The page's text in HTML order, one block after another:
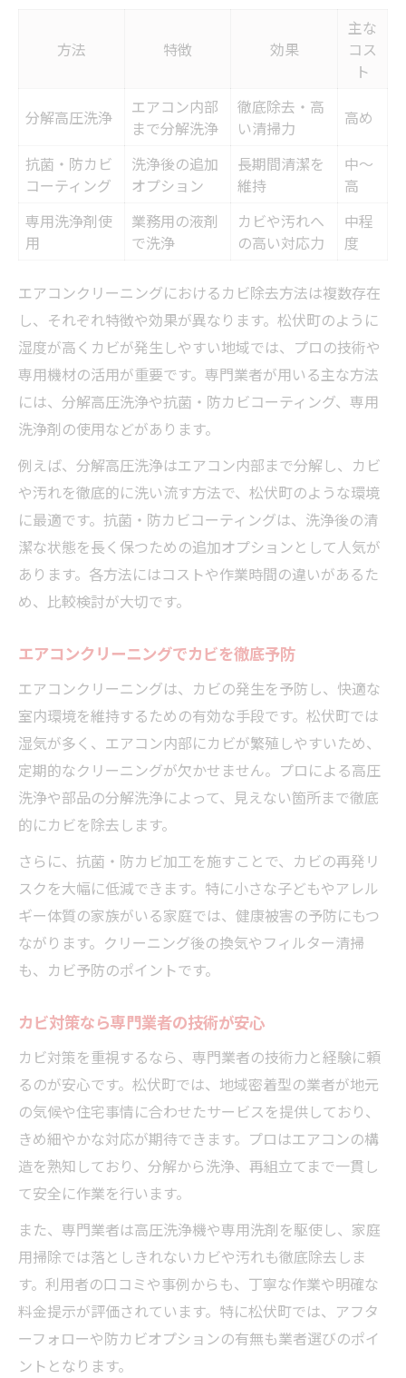
方法 特徴 効果
主な
コス
ト
分解高圧洗浄
エアコン内部
まで分解洗浄
徹底除去・高
い清掃力
高め
抗菌・防カビ
コーティング
洗浄後の追加
オプション
長期間清潔を
維持
中～
高
専用洗浄剤使
用
業務用の液剤
で洗浄
カビや汚れへ
の高い対応力
中程
度
エアコンクリーニングにおけるカビ除去方法は複数存在
し、それぞれ特徴や効果が異なります。松伏町のように
湿度が高くカビが発生しやすい地域では、プロの技術や
専用機材の活用が重要です。専門業者が用いる主な方法
には、分解高圧洗浄や抗菌・防カビコーティング、専用
洗浄剤の使用などがあります。
例えば、分解高圧洗浄はエアコン内部まで分解し、カビ
や汚れを徹底的に洗い流す方法で、松伏町のような環境
に最適です。抗菌・防カビコーティングは、洗浄後の清
潔な状態を長く保つための追加オプションとして人気が
あります。各方法にはコストや作業時間の違いがあるた
め、比較検討が大切です。
エアコンクリーニングでカビを徹底予防
エアコンクリーニングは、カビの発生を予防し、快適な
室内環境を維持するための有効な手段です。松伏町では
湿気が多く、エアコン内部にカビが繁殖しやすいため、
定期的なクリーニングが欠かせません。プロによる高圧
洗浄や部品の分解洗浄によって、見えない箇所まで徹底
的にカビを除去します。
さらに、抗菌・防カビ加工を施すことで、カビの再発リ
スクを大幅に低減できます。特に小さな子どもやアレル
ギー体質の家族がいる家庭では、健康被害の予防にもつ
ながります。クリーニング後の換気やフィルター清掃
も、カビ予防のポイントです。
カビ対策なら専門業者の技術が安心
カビ対策を重視するなら、専門業者の技術力と経験に頼
るのが安心です。松伏町では、地域密着型の業者が地元
の気候や住宅事情に合わせたサービスを提供しており、
きめ細やかな対応が期待できます。プロはエアコンの構
造を熟知しており、分解から洗浄、再組立てまで一貫し
て安全に作業を行います。
また、専門業者は高圧洗浄機や専用洗剤を駆使し、家庭
用掃除では落としきれないカビや汚れも徹底除去しま
す。利用者の口コミや事例からも、丁寧な作業や明確な
料金提示が評価されています。特に松伏町では、アフタ
ーフォローや防カビオプションの有無も業者選びのポイ
ントとなります。